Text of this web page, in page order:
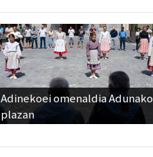
Adinekoei omenaldia Adunako
plazan